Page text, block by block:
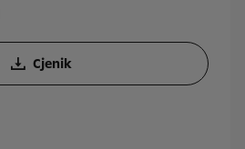
Cjenik